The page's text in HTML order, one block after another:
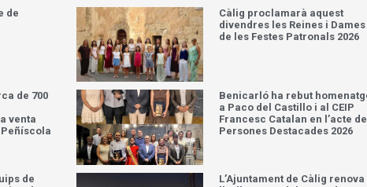
Càlig proclamarà aquest
divendres les Reines i Dames
de les Festes Patronals 2026
de 700
venta
Benicarló ha rebut homenatge
a Paco del Castillo i al CEIP
Francesc Catalan en l’acte de
Persones Destacades 2026
de
L’Ajuntament de Càlig renova